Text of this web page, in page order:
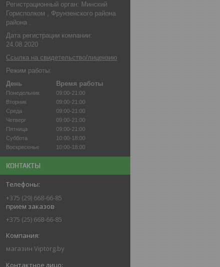
Регистрационный орган: Минский
Горисполком , Фрунзенского района
района .
Дата регистрации компании:
24.08.2020
Ссылка на свидетельство/лицензию
Режим работы:
День
Время работы
Понедельник
09:00-21:00
Вторник
09:00-21:00
Среда
09:00-21:00
Четверг
09:00-21:00
Пятница
09:00-21:00
Суббота
10:00-18:00
Воскресенье
10:00-18:00
КОНТАКТЫ
+375 (29) 668-66-85
прием заказов
+375 (25) 668-66-85
магазин Viptorg.by